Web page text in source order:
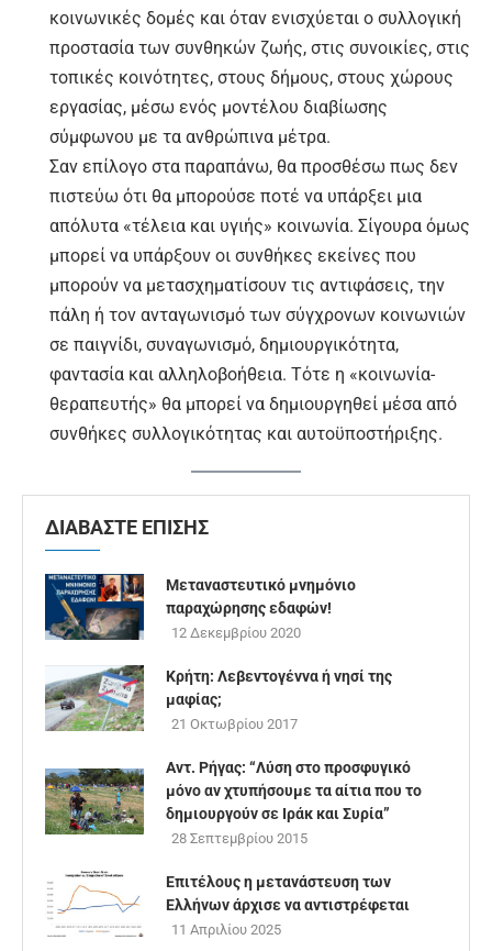
κοινωνικές δομές και όταν ενισχύεται ο συλλογική
προστασία των συνθηκών ζωής, στις συνοικίες, στις
τοπικές κοινότητες, στους δήμους, στους χώρους
εργασίας, μέσω ενός μοντέλου διαβίωσης
σύμφωνου με τα ανθρώπινα μέτρα.
Σαν επίλογο στα παραπάνω, θα προσθέσω πως δεν
πιστεύω ότι θα μπορούσε ποτέ να υπάρξει μια
απόλυτα «τέλεια και υγιής» κοινωνία. Σίγουρα όμως
μπορεί να υπάρξουν οι συνθήκες εκείνες που
μπορούν να μετασχηματίσουν τις αντιφάσεις, την
πάλη ή τον ανταγωνισμό των σύγχρονων κοινωνιών
σε παιγνίδι, συναγωνισμό, δημιουργικότητα,
φαντασία και αλληλοβοήθεια. Τότε η «κοινωνία-
θεραπευτής» θα μπορεί να δημιουργηθεί μέσα από
συνθήκες συλλογικότητας και αυτοϋποστήριξης.
ΔΙΑΒΑΣΤΕ ΕΠΙΣΗΣ
Μεταναστευτικό μνημόνιο
παραχώρησης εδαφών!
12 Δεκεμβρίου 2020
Κρήτη: Λεβεντογέννα ή νησί της
μαφίας;
21 Οκτωβρίου 2017
Αντ. Ρήγας: “Λύση στο προσφυγικό
μόνο αν χτυπήσουμε τα αίτια που το
δημιουργούν σε Ιράκ και Συρία”
28 Σεπτεμβρίου 2015
Επιτέλους η μετανάστευση των
Ελλήνων άρχισε να αντιστρέφεται
11 Απριλίου 2025